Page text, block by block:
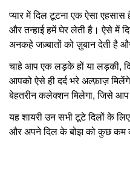
प्यार में दिल टूटना एक ऐसा
और तन्हाई हमें घेर लेती है। ऐसे में
अनकहे जज़्बातों को ज़ुबान देती है
चाहे आप एक लड़के हों या लड़की,
आपको ऐसे ही दर्द भरे अल्फ़ाज़
बेहतरीन कलेक्शन मिलेगा, जिसे
यह शायरी उन सभी टूटे दिलों के
और अपने दिल के बोझ को कुछ कम